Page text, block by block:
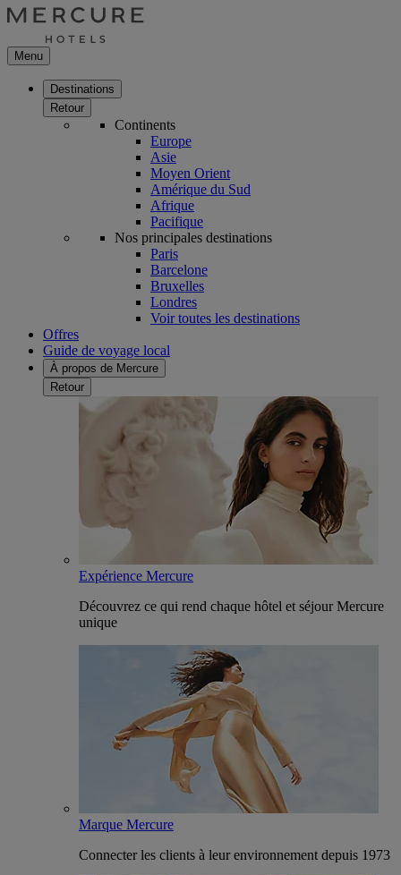
Menu
Destinations
Retour
Continents
Europe
Asie
Moyen Orient
Amérique du Sud
Afrique
Pacifique
Nos principales destinations
Paris
Barcelone
Bruxelles
Londres
Voir toutes les destinations
Offres
Guide de voyage local
À propos de Mercure
Retour
Expérience Mercure
Découvrez ce qui rend chaque hôtel et séjour Mercure
unique
Marque Mercure
Connecter les clients à leur environnement depuis 1973